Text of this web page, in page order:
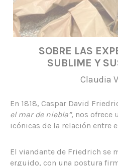
SOBRE LAS
SUBLIME Y
Claudia
En 1818, Caspar David
el mar de niebla”, nos ofrece
icónicas de la relación entre
El viandante de Friedrich se
erguido, con una postura